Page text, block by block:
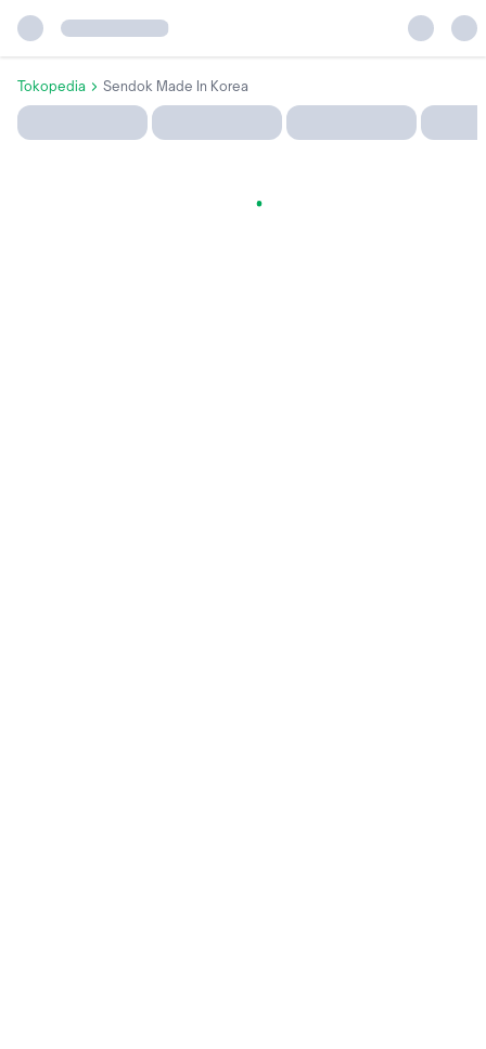
Tokopedia Sendok Made In Korea